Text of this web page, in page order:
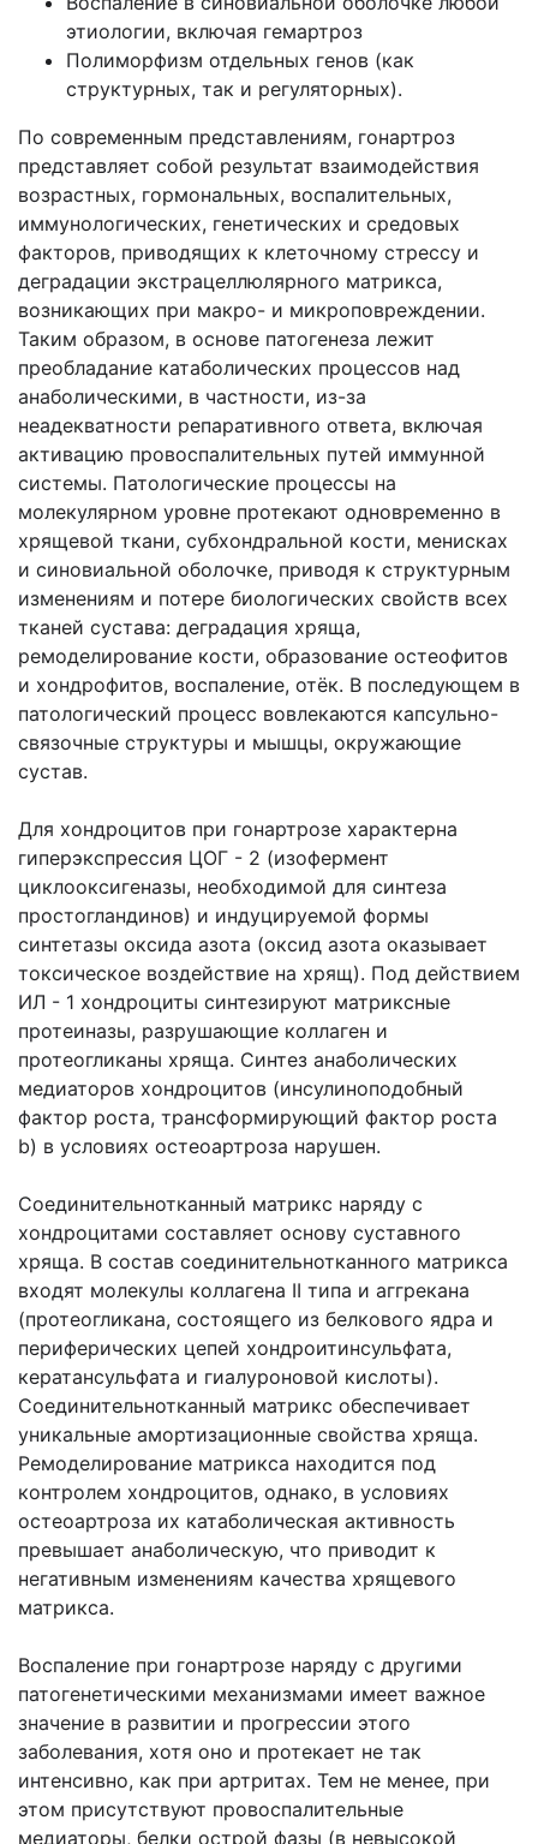
этиологии, включая гемартроз
Полиморфизм отдельных генов (как
структурных, так и регуляторных).
По современным представлениям, гонартроз
представляет собой результат взаимодействия
возрастных, гормональных, воспалительных,
иммунологических, генетических и средовых
факторов, приводящих к клеточному стрессу и
деградации экстрацеллюлярного матрикса,
возникающих при макро- и микроповреждении.
Таким образом, в основе патогенеза лежит
преобладание катаболических процессов над
анаболическими, в частности, из-за
неадекватности репаративного ответа, включая
активацию провоспалительных путей иммунной
системы. Патологические процессы на
молекулярном уровне протекают одновременно в
хрящевой ткани, субхондральной кости, менисках
и синовиальной оболочке, приводя к структурным
изменениям и потере биологических свойств всех
тканей сустава: деградация хряща,
ремоделирование кости, образование остеофитов
и хондрофитов, воспаление, отёк. В последующем в
патологический процесс вовлекаются капсульно-
связочные структуры и мышцы, окружающие
сустав.
Для хондроцитов при гонартрозе характерна
гиперэкспрессия ЦОГ - 2 (изофермент
циклооксигеназы, необходимой для синтеза
простогландинов) и индуцируемой формы
синтетазы оксида азота (оксид азота оказывает
токсическое воздействие на хрящ). Под действием
ИЛ - 1 хондроциты синтезируют матриксные
протеиназы, разрушающие коллаген и
протеогликаны хряща. Синтез анаболических
медиаторов хондроцитов (инсулиноподобный
фактор роста, трансформирующий фактор роста
b) в условиях остеоартроза нарушен.
Соединительнотканный матрикс наряду с
хондроцитами составляет основу суставного
хряща. В состав соединительнотканного матрикса
входят молекулы коллагена II типа и аггрекана
(протеогликана, состоящего из белкового ядра и
периферических цепей хондроитинсульфата,
кератансульфата и гиалуроновой кислоты).
Соединительнотканный матрикс обеспечивает
уникальные амортизационные свойства хряща.
Ремоделирование матрикса находится под
контролем хондроцитов, однако, в условиях
остеоартроза их катаболическая активность
превышает анаболическую, что приводит к
негативным изменениям качества хрящевого
матрикса.
Воспаление при гонартрозе наряду с другими
патогенетическими механизмами имеет важное
значение в развитии и прогрессии этого
заболевания, хотя оно и протекает не так
интенсивно, как при артритах. Тем не менее, при
этом присутствуют провоспалительные
медиаторы, белки острой фазы (в невысокой